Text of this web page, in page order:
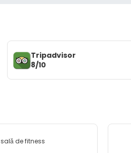
Tripadvisor
8/10
sală de fitness